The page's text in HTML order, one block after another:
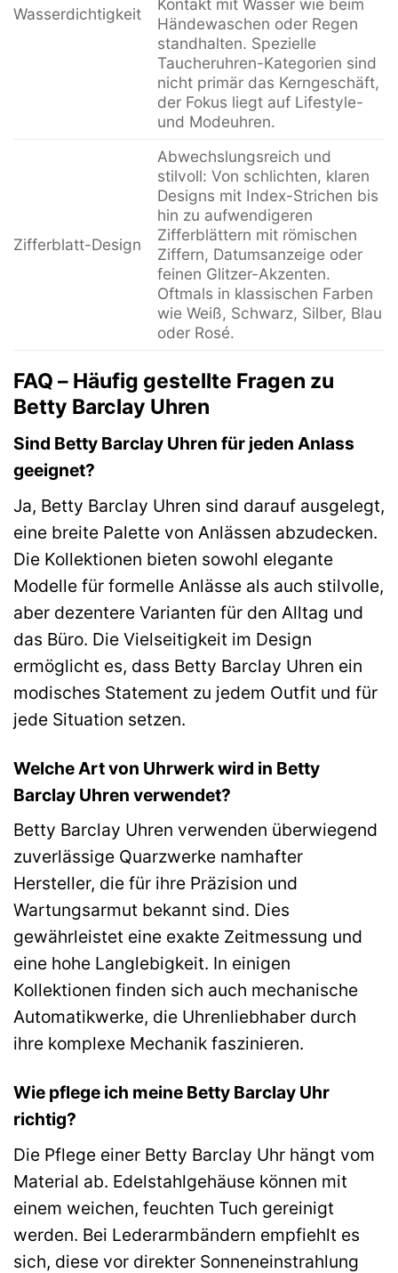
Wasserdichtigkeit
Kontakt mit Wasser wie beim
Händewaschen oder Regen
standhalten. Spezielle
Taucheruhren-Kategorien sind
nicht primär das Kerngeschäft,
der Fokus liegt auf Lifestyle-
und Modeuhren.
Zifferblatt-Design
Abwechslungsreich und
stilvoll: Von schlichten, klaren
Designs mit Index-Strichen bis
hin zu aufwendigeren
Zifferblättern mit römischen
Ziffern, Datumsanzeige oder
feinen Glitzer-Akzenten.
Oftmals in klassischen Farben
wie Weiß, Schwarz, Silber, Blau
oder Rosé.
FAQ – Häufig gestellte Fragen zu
Betty Barclay Uhren
Sind Betty Barclay Uhren für jeden Anlass
geeignet?
Ja, Betty Barclay Uhren sind darauf ausgelegt,
eine breite Palette von Anlässen abzudecken.
Die Kollektionen bieten sowohl elegante
Modelle für formelle Anlässe als auch stilvolle,
aber dezentere Varianten für den Alltag und
das Büro. Die Vielseitigkeit im Design
ermöglicht es, dass Betty Barclay Uhren ein
modisches Statement zu jedem Outfit und für
jede Situation setzen.
Welche Art von Uhrwerk wird in Betty
Barclay Uhren verwendet?
Betty Barclay Uhren verwenden überwiegend
zuverlässige Quarzwerke namhafter
Hersteller, die für ihre Präzision und
Wartungsarmut bekannt sind. Dies
gewährleistet eine exakte Zeitmessung und
eine hohe Langlebigkeit. In einigen
Kollektionen finden sich auch mechanische
Automatikwerke, die Uhrenliebhaber durch
ihre komplexe Mechanik faszinieren.
Wie pflege ich meine Betty Barclay Uhr
richtig?
Die Pflege einer Betty Barclay Uhr hängt vom
Material ab. Edelstahlgehäuse können mit
einem weichen, feuchten Tuch gereinigt
werden. Bei Lederarmbändern empfiehlt es
sich, diese vor direkter Sonneneinstrahlung